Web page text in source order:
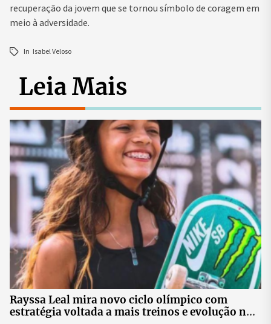
recuperação da jovem que se tornou símbolo de coragem em
meio à adversidade.
In Isabel Veloso
Leia Mais
Rayssa Leal mira novo ciclo olímpico com
estratégia voltada a mais treinos e evolução no